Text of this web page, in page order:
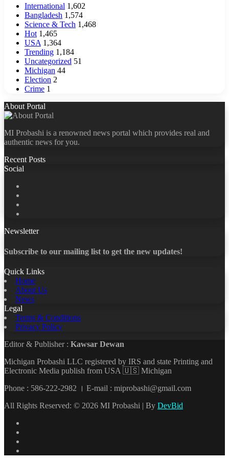
International 1,602
Bangladesh 1,574
Science & Tech 1,468
Hot 1,465
USA 1,364
Trending 1,184
Uncategorized 51
Michigan 44
Election 2
Crime 1
About Portal
MI Probashi is a renowned news portal which provides real and
authentic news for you.
Recent Posts
Social
Newsletter
Subscribe to our mailing list to get the new updates!
Quick Links
Home
About Us
News
Legal
Terms & Conditions
Privacy Policy
Editor & Publisher : Kawsar Dewan
Michigan Probashi LLC registered by IRS and state Printing and
Electronic Media publish from USA 🇺🇸 Michigan
Phone : 586-222-2982 । E-mail : miprobashi@gmail.com
All Rights Reserved: © 2026 MI Probashi | By DevBid